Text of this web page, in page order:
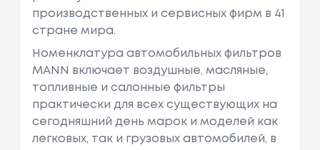
производственных и сервисных фирм в 41
стране мира.
Номенклатура автомобильных фильтров
MANN включает воздушные, масляные,
топливные и салонные фильтры
практически для всех существующих на
сегодняшний день марок и моделей как
легковых, так и грузовых автомобилей, в